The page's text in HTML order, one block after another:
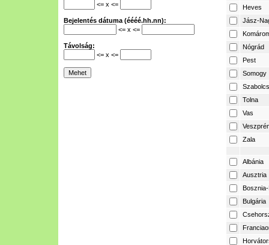
<= x <=
Bejelentés dátuma (éééé.hh.nn):
<= x <=
Távolság:
<= x <=
Heves
Jász-
Nógrád
Pest
Somogy
Tolna
Vas
Zala
Albánia
Ausztria
Bulgária